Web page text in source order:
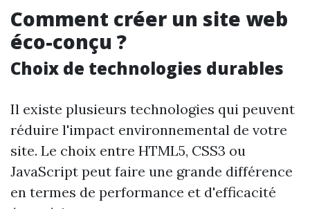
Comment créer un site web
éco-conçu ?
Choix de technologies durables
Il existe plusieurs technologies qui peuvent
réduire l'impact environnemental de votre
site. Le choix entre HTML5, CSS3 ou
JavaScript peut faire une grande différence
en termes de performance et d'efficacité